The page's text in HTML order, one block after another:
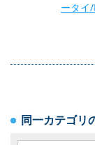
ータイ
同一カテゴリ